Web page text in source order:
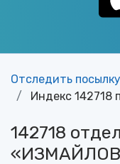
Отследить посылку
Индекс
142718